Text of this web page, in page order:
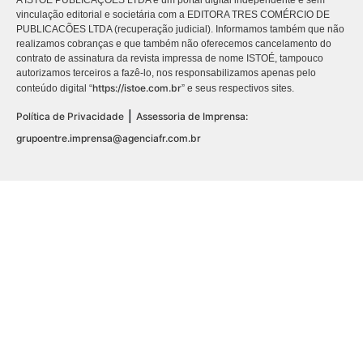
vinculação editorial e societária com a EDITORA TRES COMÉRCIO DE
PUBLICACÕES LTDA (recuperação judicial). Informamos também que não
realizamos cobranças e que também não oferecemos cancelamento do
contrato de assinatura da revista impressa de nome ISTOÉ, tampouco
autorizamos terceiros a fazê-lo, nos responsabilizamos apenas pelo
conteúdo digital “https://istoe.com.br” e seus respectivos sites.
Política de Privacidade | Assessoria de Imprensa:
grupoentre.imprensa@agenciafr.com.br